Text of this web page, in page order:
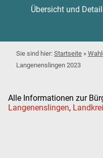
Übersicht und
Startseite »
Langenenslingen 2023
Alle Informationen zur
Langenenslingen,